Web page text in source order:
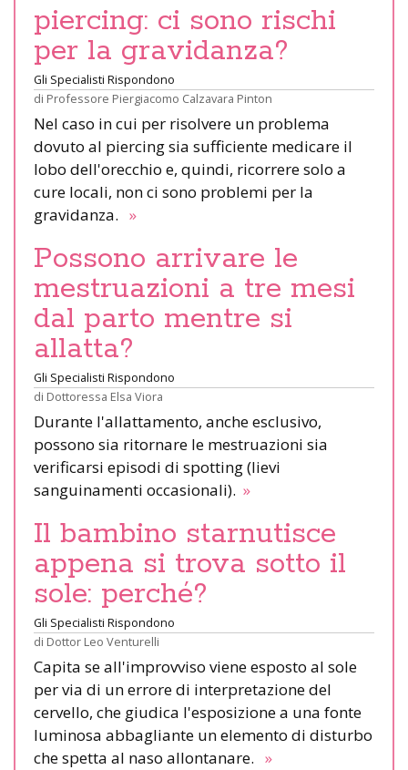
piercing: ci sono rischi
per la gravidanza?
Gli Specialisti Rispondono
di Professore Piergiacomo Calzavara Pinton
Nel caso in cui per risolvere un problema
dovuto al piercing sia sufficiente medicare il
lobo dell'orecchio e, quindi, ricorrere solo a
cure locali, non ci sono problemi per la
gravidanza. »
Possono arrivare le
mestruazioni a tre mesi
dal parto mentre si
allatta?
Gli Specialisti Rispondono
di Dottoressa Elsa Viora
Durante l'allattamento, anche esclusivo,
possono sia ritornare le mestruazioni sia
verificarsi episodi di spotting (lievi
sanguinamenti occasionali). »
Il bambino starnutisce
appena si trova sotto il
sole: perché?
Gli Specialisti Rispondono
di Dottor Leo Venturelli
Capita se all'improvviso viene esposto al sole
per via di un errore di interpretazione del
cervello, che giudica l'esposizione a una fonte
luminosa abbagliante un elemento di disturbo
che spetta al naso allontanare. »